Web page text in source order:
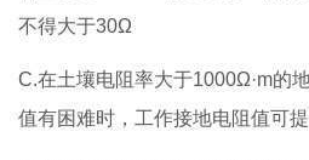
不得大于30Ω
C.在土壤电阻率大于1000Ω·m的
值有困难时，工作接地电阻值可